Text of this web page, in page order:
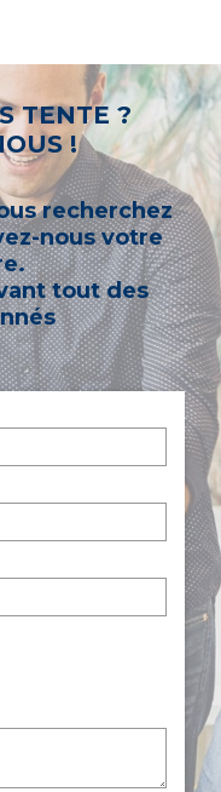
TENTE ?
!
recherchez
nous votre
tout des